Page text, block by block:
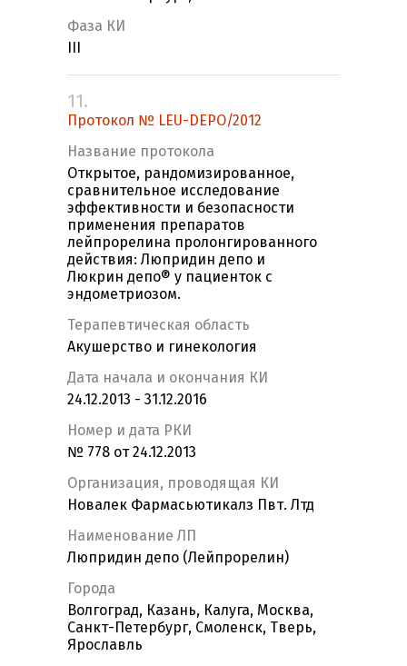
Фаза КИ
11.
Протокол № LEU-DEPO/2012
Название протокола
Открытое, рандомизированное,
сравнительное исследование
эффективности и безопасности
применения препаратов
лейпрорелина пролонгированного
действия: Люпридин депо и
Люкрин депо® у пациенток с
эндометриозом.
Терапевтическая область
Акушерство и гинекология
Дата начала и окончания КИ
24.12.2013 - 31.12.2016
Номер и дата РКИ
№ 778 от 24.12.2013
Организация, проводящая КИ
Новалек Фармасьютикалз Пвт. Лтд
Наименование ЛП
Люпридин депо (Лейпрорелин)
Города
Волгоград, Казань, Калуга, Москва,
Санкт-Петербург, Смоленск, Тверь,
Ярославль